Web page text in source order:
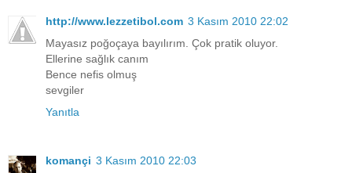
http://www.lezzetibol.com 3 Kasım 2010 22:02
Mayasız poğoçaya bayılırım. Çok pratik oluyor.
Ellerine sağlık canım
Bence nefis olmuş
sevgiler
Yanıtla
komançi 3 Kasım 2010 22:03